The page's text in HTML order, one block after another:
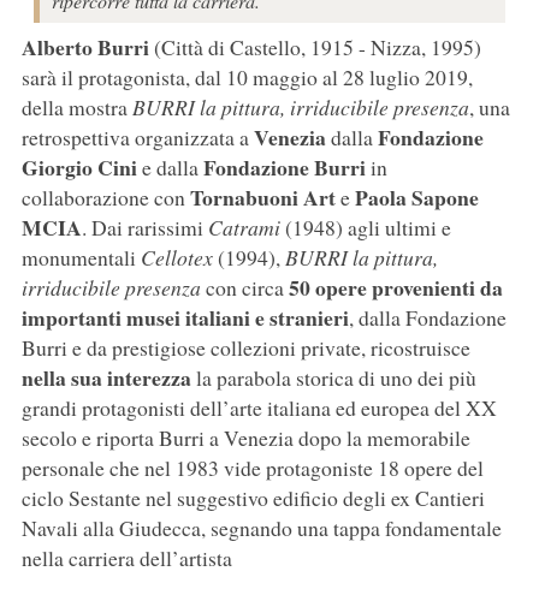
Alberto Burri(Città di Castello, 1915 - Nizza, 1995)
sarà il protagonista, dal 10 maggio al 28 luglio 2019,
della mostraBURRI la pittura, irriducibile presenza, una
retrospettiva organizzata aVeneziadallaFondazione
Giorgio Cinie dallaFondazione Burriin
collaborazione conTornabuoni ArtePaola Sapone
MCIA. Dai rarissimi Catrami(1948) agli ultimi e
monumentali Cellotex(1994),BURRI la pittura,
irriducibile presenza con circa50 opere provenienti da
importanti musei italiani e stranieri, dalla Fondazione
Burri e da prestigiose collezioni private, ricostruisce
nella sua interezzala parabola storica di uno dei più
grandi protagonisti dell’arte italiana ed europea del XX
secolo e riporta Burri a Venezia dopo la memorabile
personale che nel 1983 vide protagoniste 18 opere del
ciclo Sestante nel suggestivo edificio degli ex Cantieri
Navali alla Giudecca, segnando una tappa fondamentale
nella carriera dell’artista